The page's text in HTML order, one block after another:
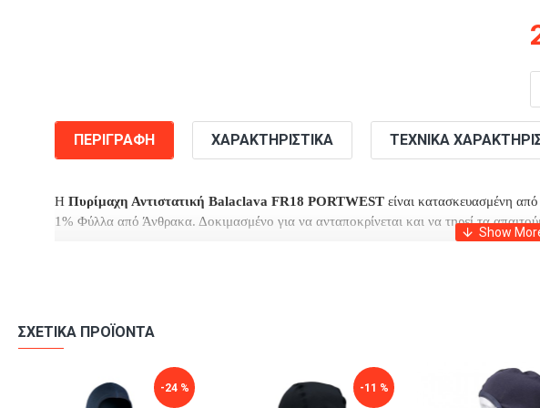
ΠΕΡΙΓΡΑΦΉ ΧΑΡΑΚΤΗΡΙΣΤΙΚΆ ΤΕΧΝΙΚΆ
Η Πυρίμαχη Αντιστατική Balaclava FR18 PORTWEST είναι κατασκευασμένη
1% Φύλλα από Άνθρακα. Δοκιμασμένο για να ανταποκρίνεται και να τηρεί τα
ΣΧΕΤΙΚΆ ΠΡΟΪΌΝΤΑ
-24 % -11 %
-10 % -9 %